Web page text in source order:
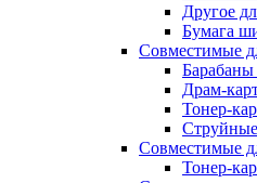
Другое
Бумага
Совместимые
Драм-
Тонер-
Совместимые
Тонер-